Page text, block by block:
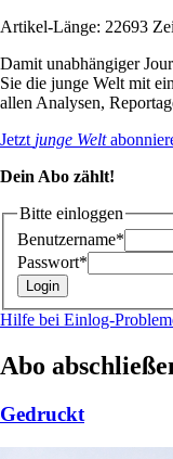
Artikel-Länge: 22693
Damit unabhängiger
Sie die junge Welt mit
allen Analysen,
Jetzt junge Welt
Dein Abo zählt!
Bitte einloggen
Benutzername*
Passwort*
Hilfe bei Einlog-
Abo
Gedruckt